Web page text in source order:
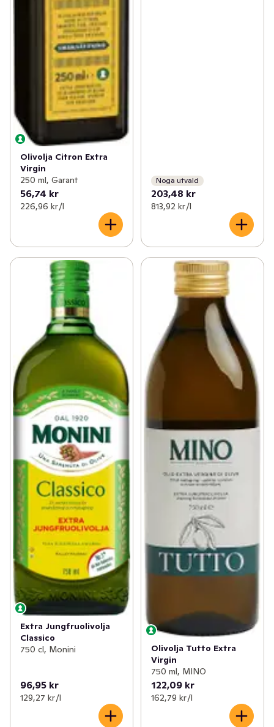
Olivolja Citron Extra
Virgin
250 ml, Garant
56,74 kr
226,96 kr /l
Noga utvald
203,48 kr
813,92 kr /l
Extra Jungfruolivolja
Classico
750 cl, Monini
96,95 kr
129,27 kr /l
Olivolja Tutto Extra
Virgin
750 ml, MINO
122,09 kr
162,79 kr /l